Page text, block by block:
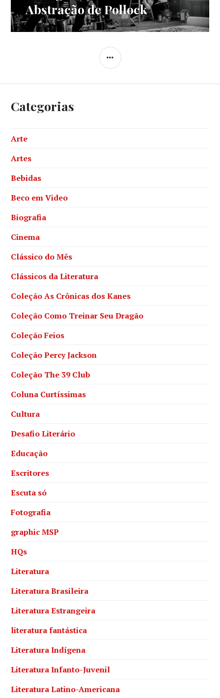
post:
Abstração de Pollock
SIDEBAR
Categorias
Arte
Artes
Bebidas
Beco em Video
Biografia
Cinema
Clássico do Mês
Clássicos da Literatura
Coleção As Crônicas dos Kanes
Coleção Como Treinar Seu Dragão
Coleção Feios
Coleção Percy Jackson
Coleção The 39 Club
Coluna Curtíssimas
Cultura
Desafio Literário
Educação
Escritores
Escuta só
Fotografia
graphic MSP
HQs
Literatura
Literatura Brasileira
Literatura Estrangeira
literatura fantástica
Literatura Indígena
Literatura Infanto-Juvenil
Literatura Latino-Americana